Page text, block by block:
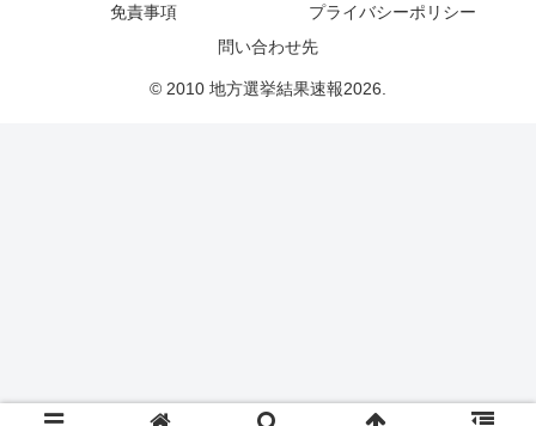
免責事項
プライバシーポリシー
問い合わせ先
© 2010 地方選挙結果速報2026.